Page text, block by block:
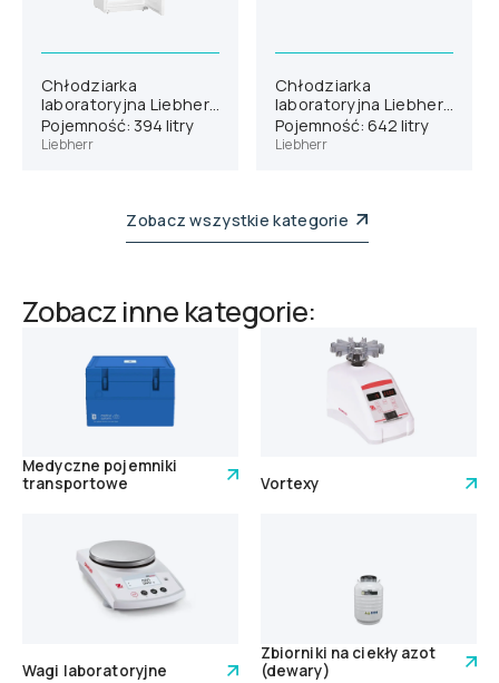
Chłodziarka
laboratoryjna Liebherr
SRFvh 4001
Pojemność: 394 litry
Liebherr
Chłodziarka
laboratoryjna Liebherr
SRPvh 6511
Pojemność: 642 litry
Liebherr
Zobacz wszystkie kategorie
Zobacz inne kategorie:
Medyczne pojemniki
transportowe
Vortexy
Wagi laboratoryjne
Zbiorniki na ciekły azot
(dewary)